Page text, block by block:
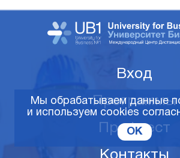
Вход
Программы
Профтест
Контакты
Мы обрабатываем данные
и используем cookies
OK